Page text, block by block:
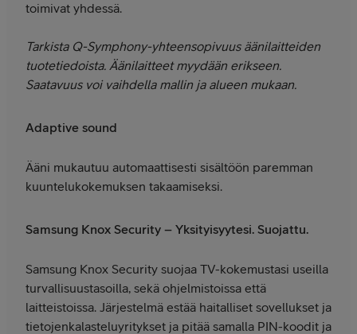
toimivat yhdessä.
Tarkista Q-Symphony-yhteensopivuus äänilaitteiden
tuotetiedoista. Äänilaitteet myydään erikseen.
Saatavuus voi vaihdella mallin ja alueen mukaan.
Adaptive sound
Ääni mukautuu automaattisesti sisältöön paremman
kuuntelukokemuksen takaamiseksi.
Samsung Knox Security – Yksityisyytesi. Suojattu.
Samsung Knox Security suojaa TV-kokemustasi useilla
turvallisuustasoilla, sekä ohjelmistoissa että
laitteistoissa. Järjestelmä estää haitalliset sovellukset ja
tietojenkalasteluyritykset ja pitää samalla PIN-koodit ja